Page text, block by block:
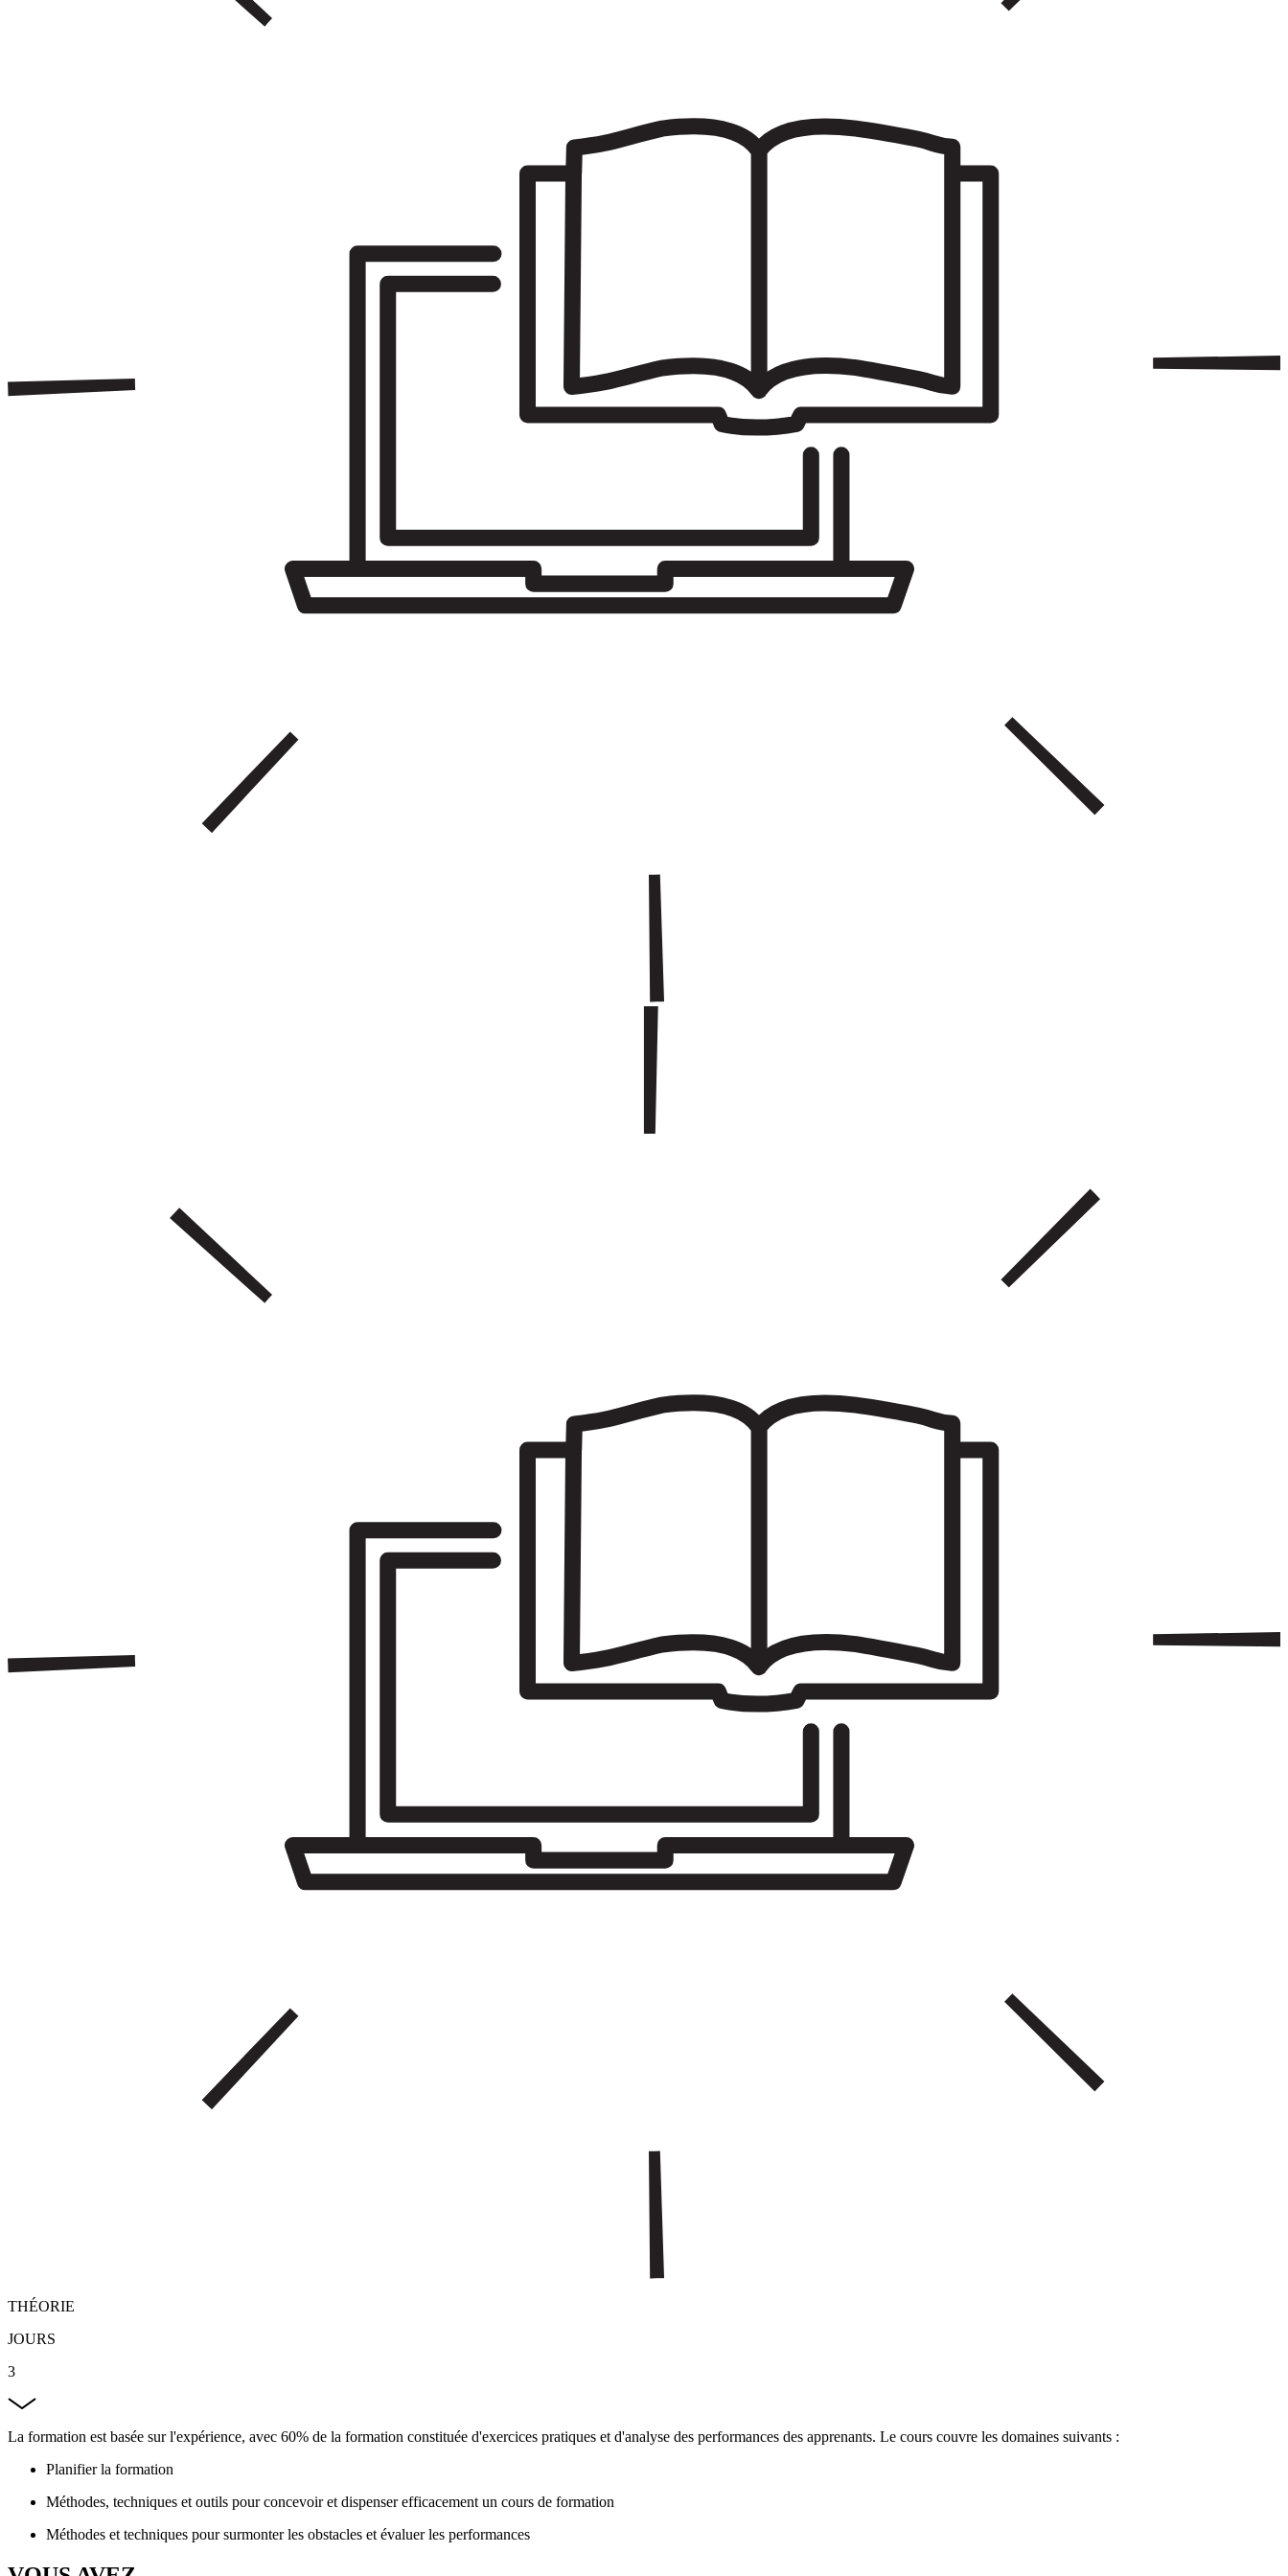
THÉORIE
JOURS
3
La formation est basée sur l'expérience, avec 60% de la formation constituée d'exercices pratiques et d'analyse des performances des apprenants. Le cours couvre les domaines suivants :
Planifier la formation
Méthodes, techniques et outils pour concevoir et dispenser efficacement un cours de formation
Méthodes et techniques pour surmonter les obstacles et évaluer les performances